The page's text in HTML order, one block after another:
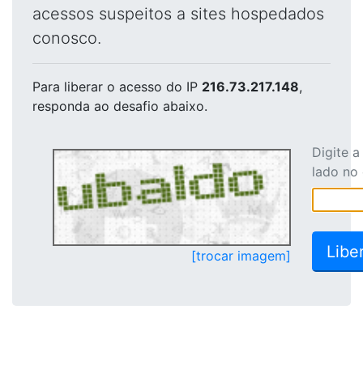
acessos suspeitos a sites hospedados
conosco.
Para liberar o acesso do IP 216.73.217.148,
responda ao desafio abaixo.
[trocar imagem]
Digite
lado no